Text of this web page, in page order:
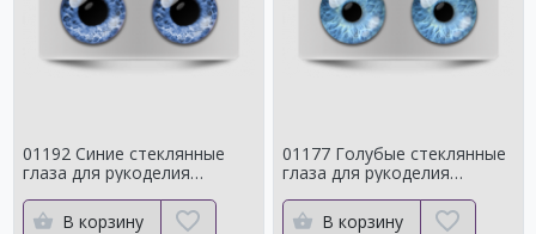
01192 Синие стеклянные
глаза для рукоделия
кукол В корзину
01177 Голубые стеклянные
глаза для рукоделия
В корзину